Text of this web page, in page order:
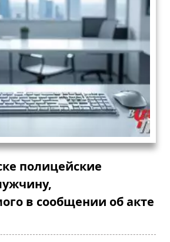
полицейские
в сообщении об акте